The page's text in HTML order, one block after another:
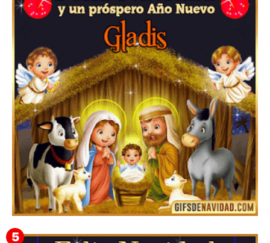
Te deseo una Feliz Navidad Barsimea